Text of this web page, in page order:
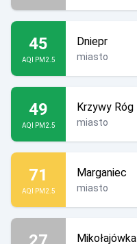
45
AQI PM2.5
Dniepr
miasto
49
AQI PM2.5
Krzywy Róg
miasto
71
AQI PM2.5
Marganiec
miasto
Mikołajówka